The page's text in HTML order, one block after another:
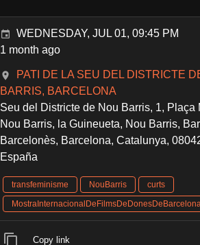
WEDNESDAY, JUL 01, 09:45 PM
1 month ago
PATI DE LA SEU DEL DISTRICTE
BARRIS, BARCELONA
Seu del Districte de Nou Barris, 1, Plaça
Nou Barris, la Guineueta, Nou Barris,
Barcelonès, Barcelona, Catalunya,
España
transfeminisme NouBarris
curts
Copy link